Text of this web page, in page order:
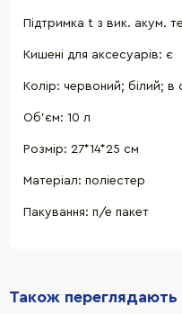
Підтримка t з вик. акум.
Кишені для аксесуарів: є
Колір: червоний; білий; в
Об'єм: 10 л
Розмір: 27*14*25 см
Матеріал: поліестер
Пакування: п/е пакет
Також переглядають